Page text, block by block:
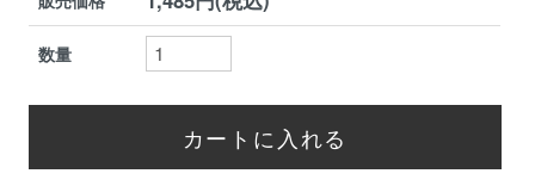
数量